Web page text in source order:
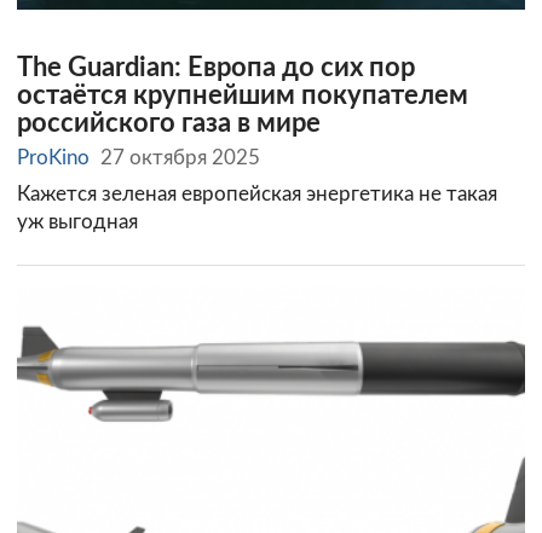
The Guardian: Европа до сих пор
остаётся крупнейшим покупателем
российского газа в мире
ProKino
27 октября 2025
Кажется зеленая европейская энергетика не такая
уж выгодная